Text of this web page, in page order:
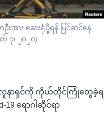
အား ဆေးရုံပို့ရန် ပြင်ဆင်နေ
၇၊ ၂၀၂၀)
လူနာရှင်ကို ကိုယ်တိုင်ကြုံတွေခဲ့ရ
ရောဂါဆိုင်ရာ